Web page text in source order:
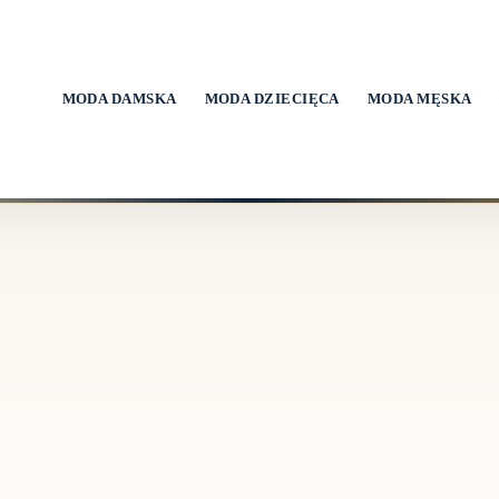
MODA DAMSKA MODA DZIECIĘCA MODA MĘSKA